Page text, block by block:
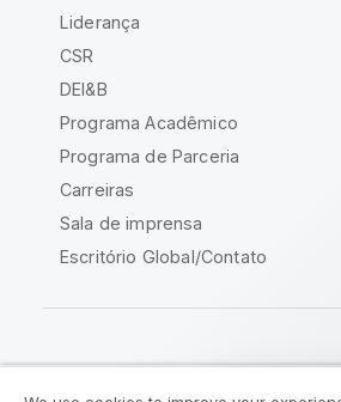
Liderança
CSR
DEI&B
Programa Acadêmico
Programa de Parceria
Carreiras
Sala de imprensa
Escritório Global/Contato